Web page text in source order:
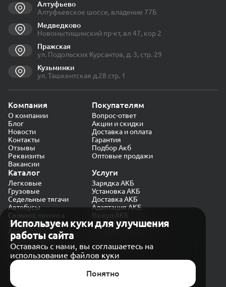
Используем куки для улучшения
работы сайта
Оставаясь с нами, вы соглашаетесь на
использование файлов куки
Понятно
Алтуфьево
Алтуфьевское шоссе, владение 77Б
Медведково
Новомытищинский пр-кт, вл 47, кор 2
Пражская
ул. Подольских Курсантов, д. 3, стр. 29
Кузьминки
ул. Ташкентская д.28 стр. 1
Компания
О компании
Блог
Новости
Контакты
Отзывы
Реквизиты
Вакансии
Покупателям
Вопрос-ответ
Акции и скидки
Доставка и оплата
Гарантия
Подбор Акб
Оптовые продажи
Каталог
Легковые
Грузовые
Седельные тягачи
Автобусы
Сельхоз. техника
Экскаваторы
Автокраны
Услуги
Зарядка АКБ
Установка АКБ
Доставка АКБ
Адаптация АКБ
Выкуп АКБ
Проверка генератора
Политика конфиденциальности
Обработка персональных данных
Согласие на обработку в «Яндекс.Метрика»
Карта сайта
© CARAKB 2026. Все права защищены